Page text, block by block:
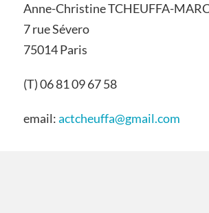
Anne-Christine TCHEUFFA-
7 rue Sévero
75014 Paris
(T) 06 81 09 67 58
email:actcheuffa@gmail.com